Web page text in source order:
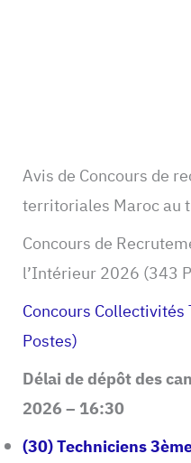
Avis de Concours de
territoriales Maroc au
Concours de
l’Intérieur 2026 (343
Concours
Postes)
Délai de dépôt des
2026 – 16:30
(30) Techniciens